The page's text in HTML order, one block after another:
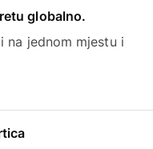
globalno.
na jednom mjestu i